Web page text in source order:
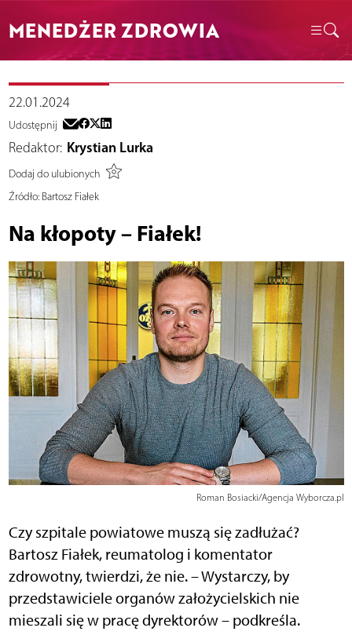
MENEDŻER ZDROWIA
22.01.2024
Udostępnij
Redaktor: Krystian Lurka
Dodaj do ulubionych
Źródło:Bartosz Fiałek
Na kłopoty – Fiałek!
Roman Bosiacki/Agencja Wyborcza.pl
Czy szpitale powiatowe muszą się zadłużać?
Bartosz Fiałek, reumatolog i komentator
zdrowotny, twierdzi, że nie. – Wystarczy, by
przedstawiciele organów założycielskich nie
mieszali się w pracę dyrektorów – podkreśla.